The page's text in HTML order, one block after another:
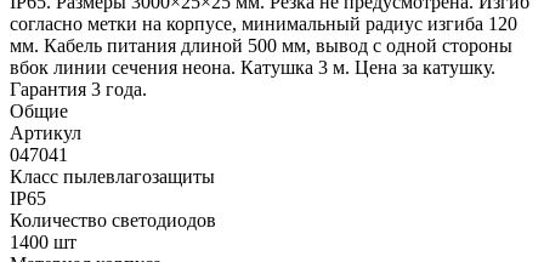
согласно метки на корпусе, минимальный радиус изгиба 120
мм. Кабель питания длиной 500 мм, вывод с одной стороны
вбок линии сечения неона. Катушка 3 м. Цена за катушку.
Гарантия 3 года.
Общие
Артикул
047041
Класс пылевлагозащиты
IP65
Количество светодиодов
1400 шт